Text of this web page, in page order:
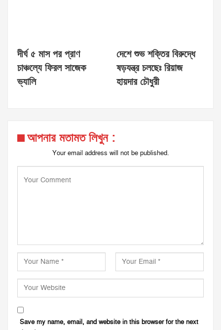
দীর্ঘ ৫ মাস পর প্রাণ
চাঞ্চল্যে ফিরল সাজেক
ভ্যালি
দেশে শুভ শক্তির বিরুদ্ধে
ষড়যন্ত্র চলছেঃ রিয়াজ
হায়দার চৌধুরী
আপনার মতামত লিখুন :
Your email address will not be published.
Save my name, email, and website in this browser for the next